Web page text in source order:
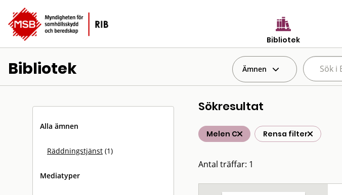
Bibliotek
Bibliotek Ämnen
Alla ämnen
Räddningstjänst (1)
Mediatyper
Sökresultat
Melen C Rensa filter
Antal träffar: 1